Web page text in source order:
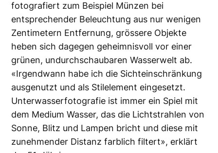
fotografiert zum Beispiel Münzen bei
entsprechender Beleuchtung aus nur wenigen
Zentimetern Entfernung, grössere Objekte
heben sich dagegen geheimnisvoll vor einer
grünen, undurchschaubaren Wasserwelt ab.
«Irgendwann habe ich die Sichteinschränkung
ausgenutzt und als Stilelement eingesetzt.
Unterwasserfotografie ist immer ein Spiel mit
dem Medium Wasser, das die Lichtstrahlen von
Sonne, Blitz und Lampen bricht und diese mit
zunehmender Distanz farblich filtert», erklärt